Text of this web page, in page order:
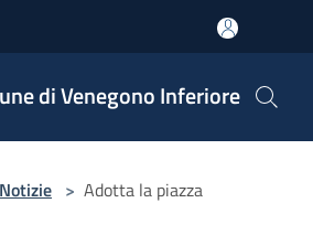
di Venegono Inferiore
Notizie > Adotta la piazza